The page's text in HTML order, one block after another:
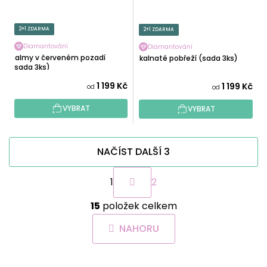
2+1 ZDARMA
Diamantování
Palmy v červeném pozadí
(sada 3ks)
od 1 199 Kč
VYBRAT
2+1 ZDARMA
Diamantování
Skalnaté pobřeží (sada 3ks)
od 1 199 Kč
VYBRAT
O
v
l
á
d
NAČÍST DALŠÍ 3
S
t
r
á
n
k
o
1
2
15 položek celkem
NAHORU